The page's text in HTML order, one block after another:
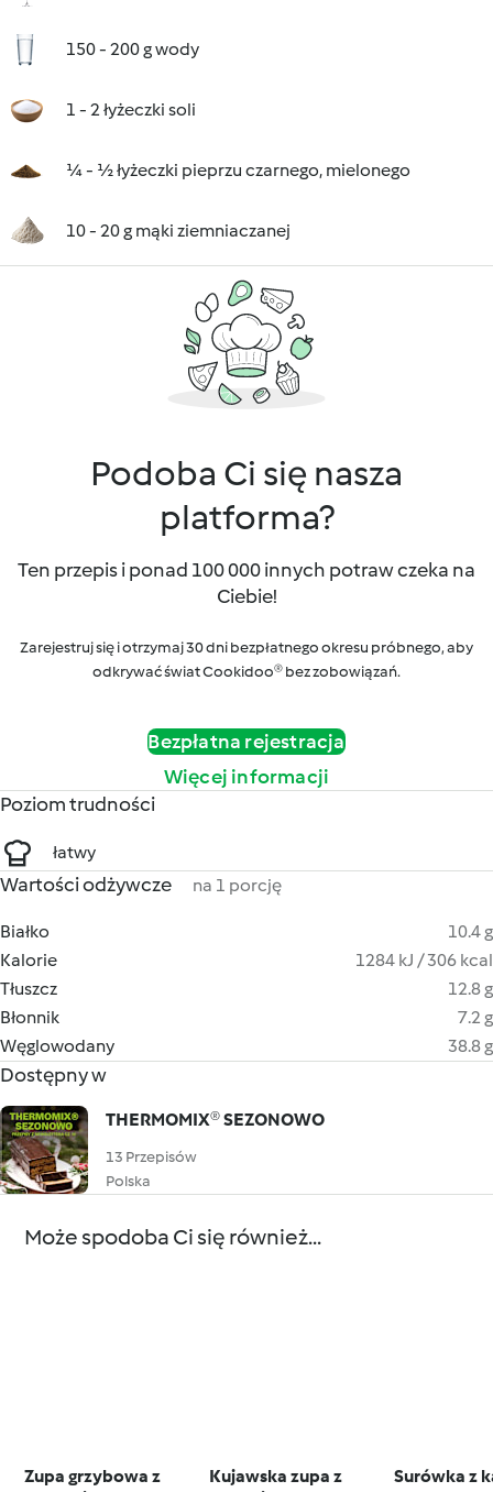
150 - 200 g wody
1 - 2 łyżeczki soli
¼ - ½ łyżeczki pieprzu czarnego, mielonego
10 - 20 g mąki ziemniaczanej
Podoba Ci się nasza
platforma?
Ten przepis i ponad 100 000 innych potraw czeka na
Ciebie!
Zarejestruj się i otrzymaj 30 dni bezpłatnego okresu próbnego, aby
odkrywać świat Cookidoo® bez zobowiązań.
Bezpłatna rejestracja
Więcej informacji
Poziom trudności
łatwy
Wartości odżywcze na 1 porcję
Białko
10.4 g
Kalorie
1284 kJ / 306 kcal
Tłuszcz
12.8 g
Błonnik
7.2 g
Węglowodany
38.8 g
Dostępny w
THERMOMIX® SEZONOWO
13 Przepisów
Polska
Może spodoba Ci się również...
Zupa grzybowa z
Kujawska zupa z
Surówka z